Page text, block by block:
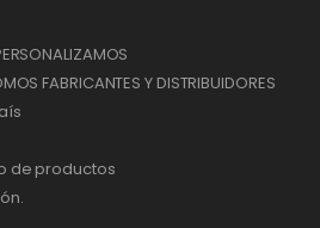
FABRICANTES Y DISTRIBUIDORES
de productos